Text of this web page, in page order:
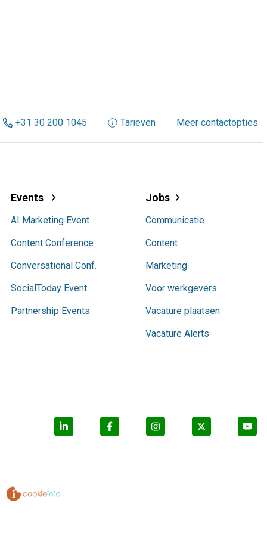
+31 30 200 1045 Tarieven Meer contactopties
Events
AI Marketing Event
Content Conference
Conversational Conf.
SocialToday Event
Partnership Events
Jobs
Communicatie
Content
Marketing
Voor werkgevers
Vacature plaatsen
Vacature Alerts